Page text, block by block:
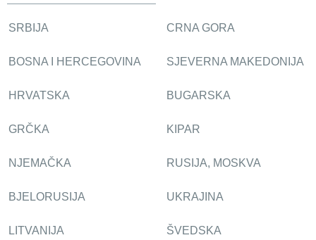
SRBIJA CRNA GORA
BOSNA I HERCEGOVINA SJEVERNA MAKEDONIJA
HRVATSKA BUGARSKA
GRČKA KIPAR
NJEMAČKA RUSIJA, MOSKVA
BJELORUSIJA UKRAJINA
LITVANIJA ŠVEDSKA